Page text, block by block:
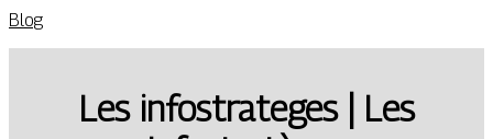
Blog
Les infostrate­ges | Les